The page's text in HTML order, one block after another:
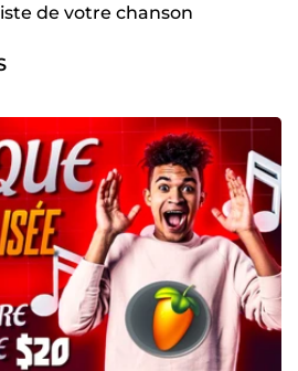
de votre chanson